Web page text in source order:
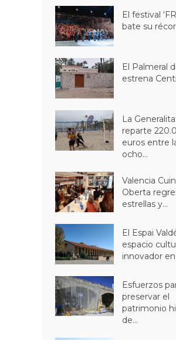
El festival
bate su
El Palmeral
estrena
La
reparte
euros entre
ocho...
Valencia
Oberta
estrellas y...
El Espai
espacio
innovador en
Esfuerzos
preservar el
patrimonio
de...